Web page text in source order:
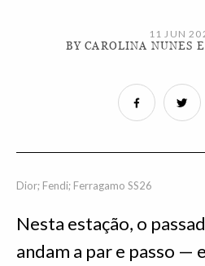
11 JUN
BY CAROLINA NUNES
Dior; Fendi; Ferragamo SS26
Nesta estação, o
andam a par e passo —